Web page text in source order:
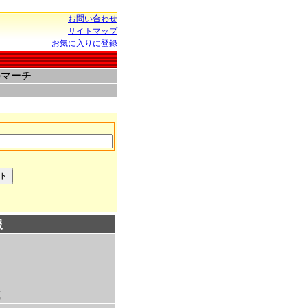
お問い合わせ
サイトマップ
お気に入りに登録
ーチ